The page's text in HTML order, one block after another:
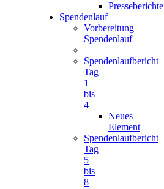
Presseberichte
Spendenlauf
Vorbereitung
Spendenlauf
Spendenlaufbericht
Tag
1
bis
4
Neues
Element
Spendenlaufbericht
Tag
5
bis
8